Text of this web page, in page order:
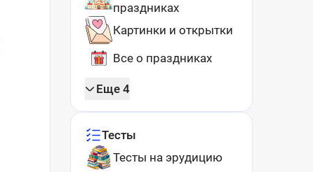
праздниках
Картинки и открытки
Все о праздниках
Еще 4
Тесты
Тесты на эрудицию